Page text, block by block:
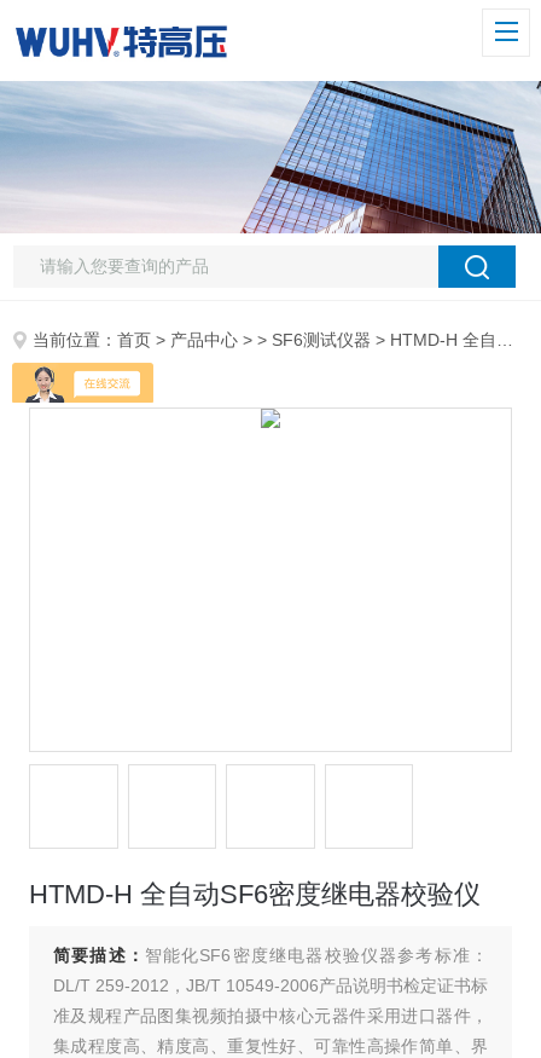
当前位置：首页 > 产品中心 > > SF6测试仪器 > HTMD-H 全自动SF6密度继电器校验仪
HTMD-H 全自动SF6密度继电器校验仪
简要描述： 智能化SF6密度继电器校验仪器参考标准：
DL/T 259-2012，JB/T 10549-2006产品说明书检定证书标
准及规程产品图集视频拍摄中核心元器件采用进口器件，
集成程度高、精度高、重复性好、可靠性高操作简单、界